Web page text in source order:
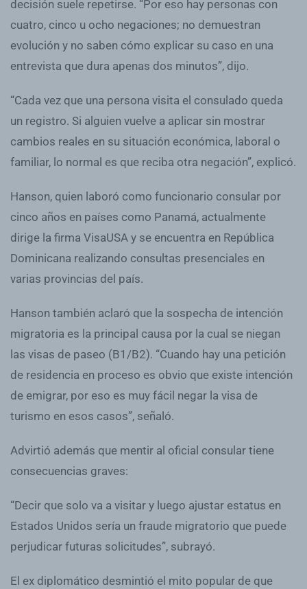
decisión suele repetirse. “Por eso hay personas con
cuatro, cinco u ocho negaciones; no demuestran
evolución y no saben cómo explicar su caso en una
entrevista que dura apenas dos minutos”, dijo.
“Cada vez que una persona visita el consulado queda
un registro. Si alguien vuelve a aplicar sin mostrar
cambios reales en su situación económica, laboral o
familiar, lo normal es que reciba otra negación”, explicó.
Hanson, quien laboró como funcionario consular por
cinco años en países como Panamá, actualmente
dirige la firma VisaUSA y se encuentra en República
Dominicana realizando consultas presenciales en
varias provincias del país.
Hanson también aclaró que la sospecha de intención
migratoria es la principal causa por la cual se niegan
las visas de paseo (B1/B2). “Cuando hay una petición
de residencia en proceso es obvio que existe intención
de emigrar, por eso es muy fácil negar la visa de
turismo en esos casos”, señaló.
Advirtió además que mentir al oficial consular tiene
consecuencias graves:
“Decir que solo va a visitar y luego ajustar estatus en
Estados Unidos sería un fraude migratorio que puede
perjudicar futuras solicitudes”, subrayó.
El ex diplomático desmintió el mito popular de que